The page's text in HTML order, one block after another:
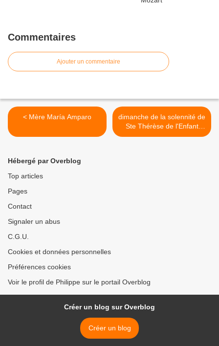
Commentaires
Ajouter un commentaire
< Mère María Amparo
dimanche de la solennité de
Ste Thérèse de l'Enfant
Jésus. >
Hébergé par Overblog
Top articles
Pages
Contact
Signaler un abus
C.G.U.
Cookies et données personnelles
Préférences cookies
Voir le profil de Philippe sur le portail Overblog
Créer un blog sur Overblog
Créer un blog